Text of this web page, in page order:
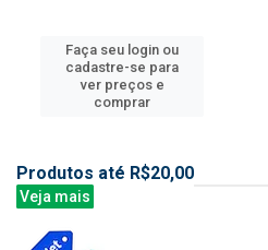
Faça seu login ou
cadastre-se para
ver preços e
comprar
Produtos até R$20,00
Veja mais